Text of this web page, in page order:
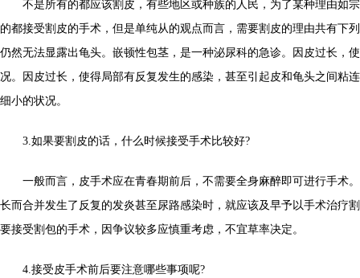
不是所有的都应该割皮，有些地区或种族的人民，为了某种理由如
的都接受割皮的手术，但是单纯从的观点而言，需要割皮的理由共有下
仍然无法显露出龟头。嵌顿性包茎，是一种泌尿科的急诊。因皮过长，
况。因皮过长，使得局部有反复发生的感染，甚至引起皮和龟头之间粘
细小的状况。
3.如果要割皮的话，什么时候接受手术比较好?
一般而言，皮手术应在青春期前后，不需要全身麻醉即可进行手术
长而合并发生了反复的发炎甚至尿路感染时，就应该及早予以手术治疗
要接受割包的手术，因争议较多应慎重考虑，不宜草率决定。
4.接受皮手术前后要注意哪些事项呢?